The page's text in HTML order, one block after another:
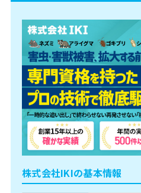
株式会社IKIの基本情報